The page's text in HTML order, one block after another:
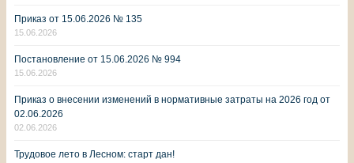
Приказ от 15.06.2026 № 135
15.06.2026
Постановление от 15.06.2026 № 994
15.06.2026
Приказ о внесении изменений в нормативные затраты на 2026 год от
02.06.2026
02.06.2026
Трудовое лето в Лесном: старт дан!